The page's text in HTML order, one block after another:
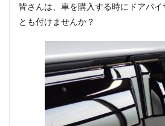
皆さんは、車を購入する時にドアバ
とも付けませんか？